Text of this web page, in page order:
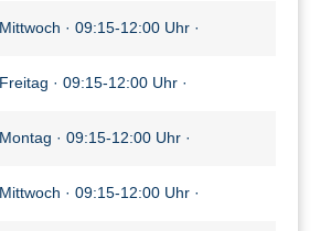
Mittwoch · 09:15-12:00 Uhr ·
Freitag · 09:15-12:00 Uhr ·
Montag · 09:15-12:00 Uhr ·
Mittwoch · 09:15-12:00 Uhr ·